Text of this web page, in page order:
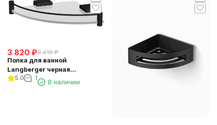
3 820 ₽8 410 ₽
Полка для ванной
Langberger черная
стеклянная угловая 22 см
11351F-BP
5.0 1
В наличии